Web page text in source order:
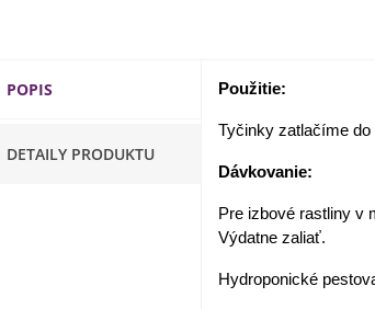
Hippeastrum -...
Kapucínka nízka - Alaska Mix
Cichorium intybus - predaj...
POPIS
DETAILY PRODUKTU
Použitie:
Tyčinky zatlačíme
Dávkovanie:
Pre izbové rastliny v
Výdatne zaliať.
Hydroponické